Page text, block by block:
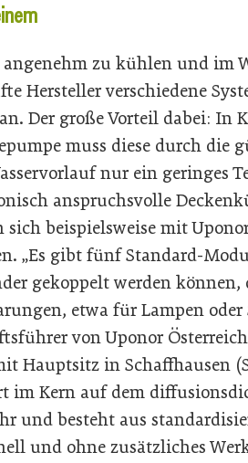
angenehm zu kühlen und im
Hersteller verschiedene
Der große Vorteil dabei: In
muss diese durch die
nur ein geringes
anspruchsvolle
sich beispielsweise mit
„Es gibt fünf Standard-
gekoppelt werden können,
etwa für Lampen
von Uponor
Hauptsitz in Schaffhausen
im Kern auf dem
und besteht aus
und ohne zusätzliches